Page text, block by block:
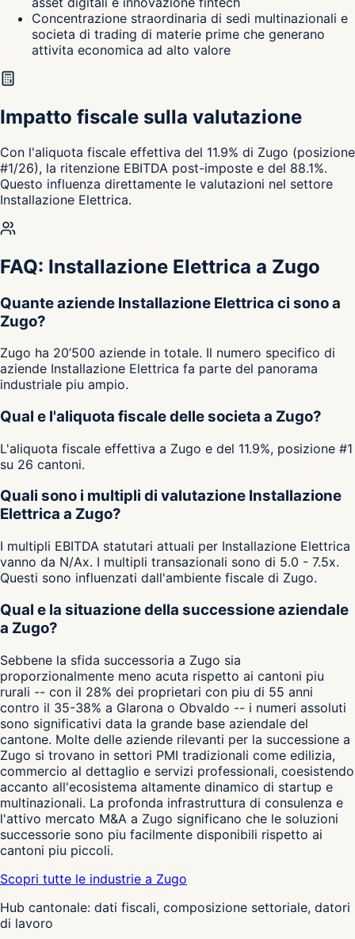
Concentrazione straordinaria di sedi multinazionali e
societa di trading di materie prime che generano
attivita economica ad alto valore
Impatto fiscale sulla valutazione
Con l'aliquota fiscale effettiva del 11.9% di Zugo (posizione
#1/26), la ritenzione EBITDA post-imposte e del 88.1%.
Questo influenza direttamente le valutazioni nel settore
Installazione Elettrica.
FAQ: Installazione Elettrica a Zugo
Quante aziende Installazione Elettrica ci sono a
Zugo?
Zugo ha 20’500 aziende in totale. Il numero specifico di
aziende Installazione Elettrica fa parte del panorama
industriale piu ampio.
Qual e l'aliquota fiscale delle societa a Zugo?
L'aliquota fiscale effettiva a Zugo e del 11.9%, posizione #1
su 26 cantoni.
Quali sono i multipli di valutazione Installazione
Elettrica a Zugo?
I multipli EBITDA statutari attuali per Installazione Elettrica
vanno da N/Ax. I multipli transazionali sono di 5.0 - 7.5x.
Questi sono influenzati dall'ambiente fiscale di Zugo.
Qual e la situazione della successione aziendale
a Zugo?
Sebbene la sfida successoria a Zugo sia
proporzionalmente meno acuta rispetto ai cantoni piu
rurali -- con il 28% dei proprietari con piu di 55 anni
contro il 35-38% a Glarona o Obvaldo -- i numeri assoluti
sono significativi data la grande base aziendale del
cantone. Molte delle aziende rilevanti per la successione a
Zugo si trovano in settori PMI tradizionali come edilizia,
commercio al dettaglio e servizi professionali, coesistendo
accanto all'ecosistema altamente dinamico di startup e
multinazionali. La profonda infrastruttura di consulenza e
l'attivo mercato M&A a Zugo significano che le soluzioni
successorie sono piu facilmente disponibili rispetto ai
cantoni piu piccoli.
Scopri tutte le industrie a Zugo
Hub cantonale: dati fiscali, composizione settoriale, datori
di lavoro